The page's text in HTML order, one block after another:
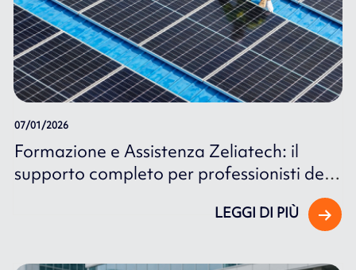
07/01/2026
Formazione e Assistenza Zeliatech: il
supporto completo per professionisti del
LEGGI DI PIÙ